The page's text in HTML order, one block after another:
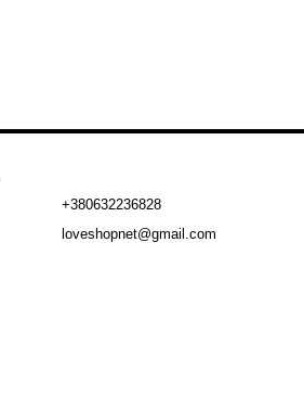
+380632236828
loveshopnet@gmail.com